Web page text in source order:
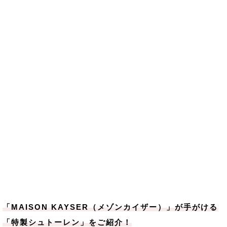
「MAISON KAYSER（メゾンカイザー）」が手がける
「特製シュトーレン」をご紹介！